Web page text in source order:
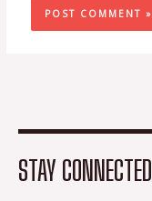
STAY CONNECTED